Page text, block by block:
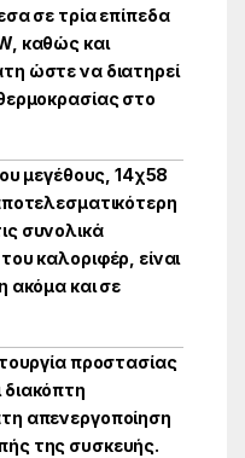
σε τρία επίπεδα
καθώς και
ώστε να διατηρεί
στο
μεγέθους, 14χ58
συνολικά
καλοριφέρ, είναι
ακόμα και σε
προστασίας
απενεργοποίηση
της συσκευής.